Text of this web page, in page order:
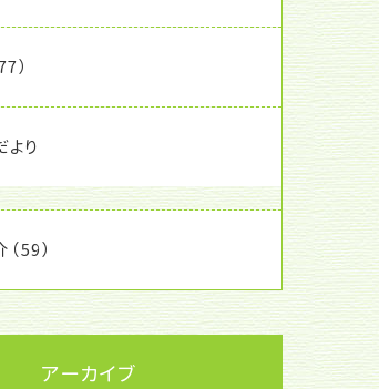
）
り
（59）
アーカイブ